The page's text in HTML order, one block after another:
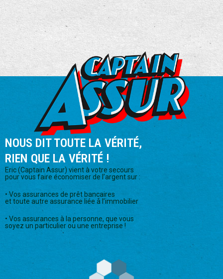
NOUS DIT TOUTE LA VÉRITÉ,
RIEN QUE LA VÉRITÉ !
Eric (Captain Assur) vient à votre secours
pour vous faire économiser de l’argent sur :
• Vos assurances de prêt bancaires
et toute autre assurance liée à l’immobilier
• Vos assurances à la personne, que vous
soyez un particulier ou une entreprise !